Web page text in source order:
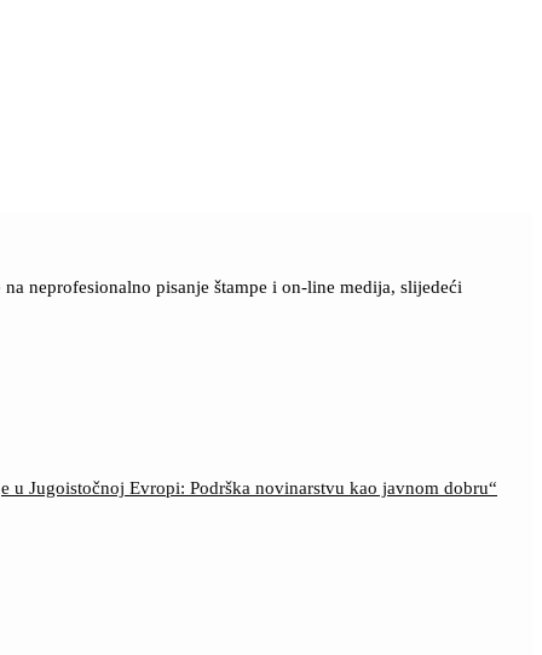
neprofesionalno pisanje štampe i on-line medija, slijedeći
Jugoistočnoj Evropi: Podrška novinarstvu kao javnom dobru“